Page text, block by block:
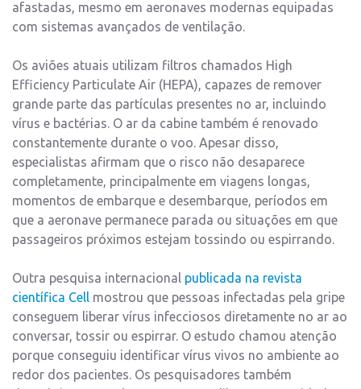
afastadas, mesmo em aeronaves modernas equipadas
com sistemas avançados de ventilação.
Os aviões atuais utilizam filtros chamados High
Efficiency Particulate Air (HEPA), capazes de remover
grande parte das partículas presentes no ar, incluindo
vírus e bactérias. O ar da cabine também é renovado
constantemente durante o voo. Apesar disso,
especialistas afirmam que o risco não desaparece
completamente, principalmente em viagens longas,
momentos de embarque e desembarque, períodos em
que a aeronave permanece parada ou situações em que
passageiros próximos estejam tossindo ou espirrando.
Outra pesquisa internacional publicada na revista
científica Cell mostrou que pessoas infectadas pela gripe
conseguem liberar vírus infecciosos diretamente no ar ao
conversar, tossir ou espirrar. O estudo chamou atenção
porque conseguiu identificar vírus vivos no ambiente ao
redor dos pacientes. Os pesquisadores também